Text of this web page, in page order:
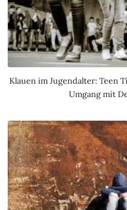
Klauen im Jugendalter: Teen
Umgang mit